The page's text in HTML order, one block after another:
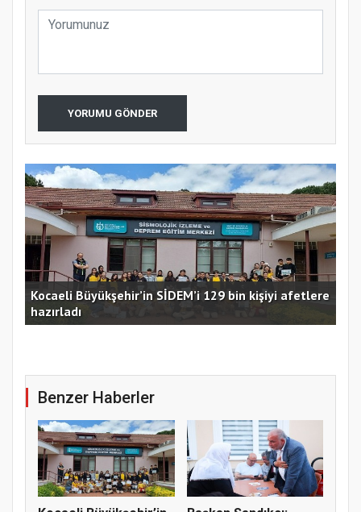
YORUMU GÖNDER
Kocaeli Büyükşehir’in SİDEM’i 129 bin kişiyi afetlere
hazırladı
Benzer Haberler